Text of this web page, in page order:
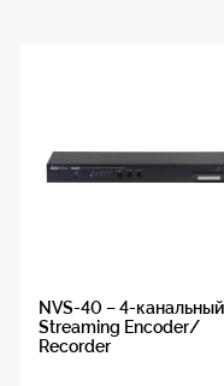
NVS-40 – 4-канальный
Streaming Encoder/
Recorder